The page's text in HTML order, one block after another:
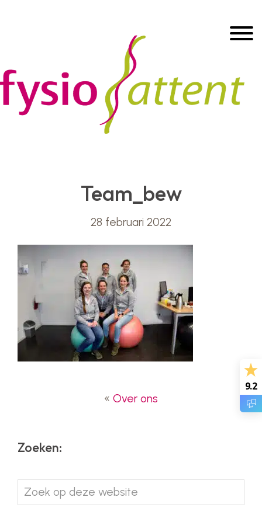
inhoud
Team_bew
28 februari 2022
« Over ons
Zoeken:
Zoek
op
9.2